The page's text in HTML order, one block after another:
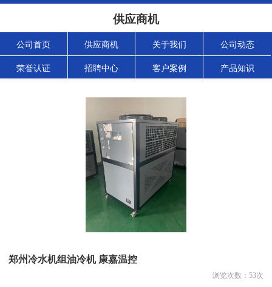
供应商机
公司首页 供应商机 关于我们 公司动态
荣誉认证 招聘中心 客户案例 产品知识
郑州冷水机组油冷机 康嘉温控
浏览次数： 53次